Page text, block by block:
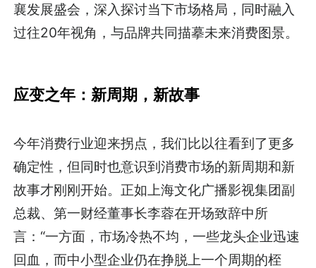
襄发展盛会，深入探讨当下市场格局，同时融入
过往20年视角，与品牌共同描摹未来消费图景。
应变之年：新周期，新故事
今年消费行业迎来拐点，我们比以往看到了更多
确定性，但同时也意识到消费市场的新周期和新
故事才刚刚开始。正如上海文化广播影视集团副
总裁、第一财经董事长李蓉在开场致辞中所
言：“一方面，市场冷热不均，一些龙头企业迅速
回血，而中小型企业仍在挣脱上一个周期的桎